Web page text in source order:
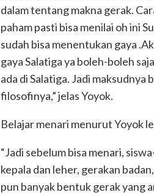
dalam tentang makna gerak.
paham pasti bisa menilai oh ini
sudah bisa menentukan gaya
gaya Salatiga ya boleh-boleh
ada di Salatiga. Jadi maksudnya
filosofinya,” jelas Yoyok.
Belajar menari menurut Yoyok
“Jadi sebelum bisa menari,
kepala dan leher, gerakan
pun banyak bentuk gerak yang